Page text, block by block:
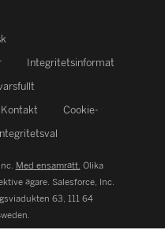
Integritetsinformat
Kontakt
Cookie-
Med ensamrätt. Olika
ägare. Salesforce, Inc.
63, 111 64